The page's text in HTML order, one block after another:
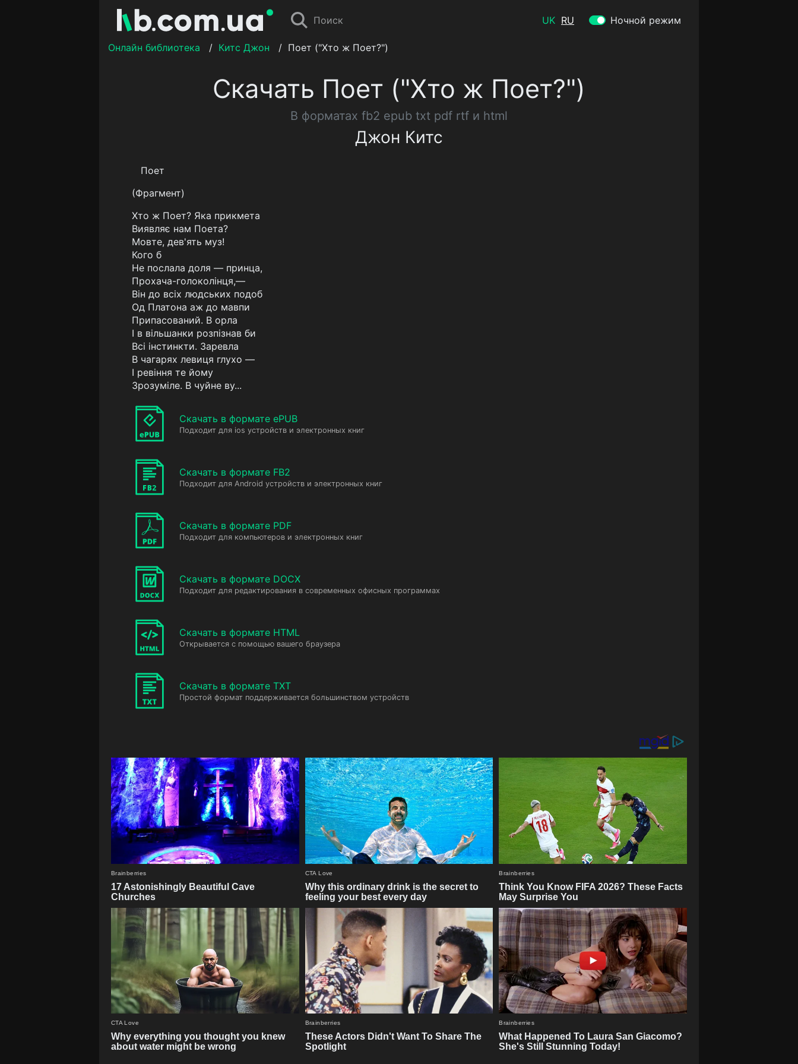
Поиск UK RU Ночной режим
Онлайн библиотека / Китс Джон / Поет ("Хто ж Поет?")
Скачать Поет ("Хто ж Поет?")
В форматах fb2 epub txt pdf rtf и html
Джон Китс
Поет
(Фрагмент)
Хто ж Поет? Яка прикмета
Виявляє нам Поета?
Мовте, дев'ять муз!
Кого б
Не послала доля — принца,
Прохача-голоколінця,—
Він до всіх людських подоб
Од Платона аж до мавпи
Припасований. В орла
I в вільшанки розпізнав би
Всі інстинкти. Заревла
В чагарях левиця глухо —
I ревіння те йому
Зрозуміле. В чуйне ву...
Скачать в формате ePUB
Подходит для ios устройств и электронных книг
Скачать в формате FB2
Подходит для Android устройств и электронных книг
Скачать в формате PDF
Подходит для компьютеров и электронных книг
Скачать в формате DOCX
Подходит для редактирования в современных офисных программах
Скачать в формате HTML
Открывается с помощью вашего браузера
Скачать в формате TXT
Простой формат поддерживается большинством устройств